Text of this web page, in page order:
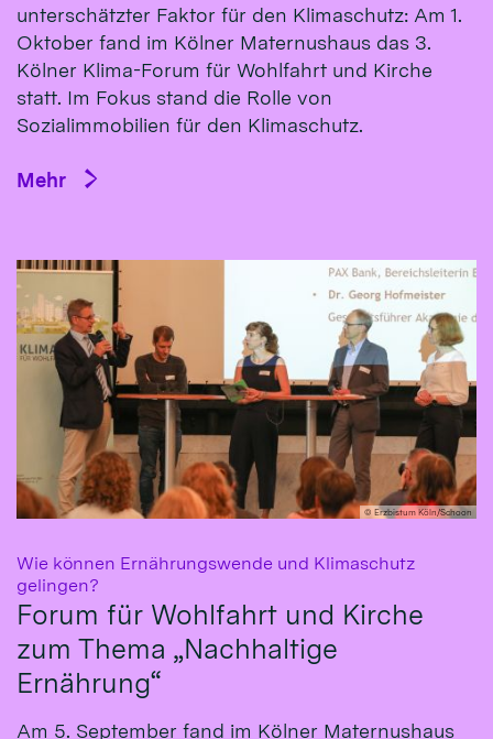
unterschätzter Faktor für den Klimaschutz: Am 1.
Oktober fand im Kölner Maternushaus das 3.
Kölner Klima-Forum für Wohlfahrt und Kirche
statt. Im Fokus stand die Rolle von
Sozialimmobilien für den Klimaschutz.
Mehr
© Erzbistum Köln/Schoon
Wie können Ernährungswende und Klimaschutz
gelingen?
Forum für Wohlfahrt und Kirche
zum Thema „Nachhaltige
Ernährung“
Am 5. September fand im Kölner Maternushaus